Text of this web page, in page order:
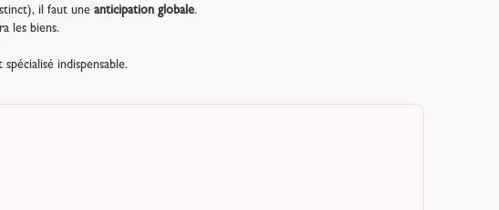
il faut une anticipation globale.
les biens.
indispensable.